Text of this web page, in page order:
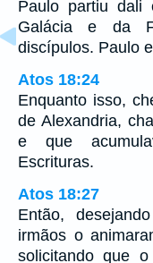
Paulo partiu
Galácia e da
discípulos. Paulo
Atos 18:24
Enquanto isso,
de Alexandria,
e que
Escrituras.
Atos 18:27
Então,
irmãos o
solicitando que o